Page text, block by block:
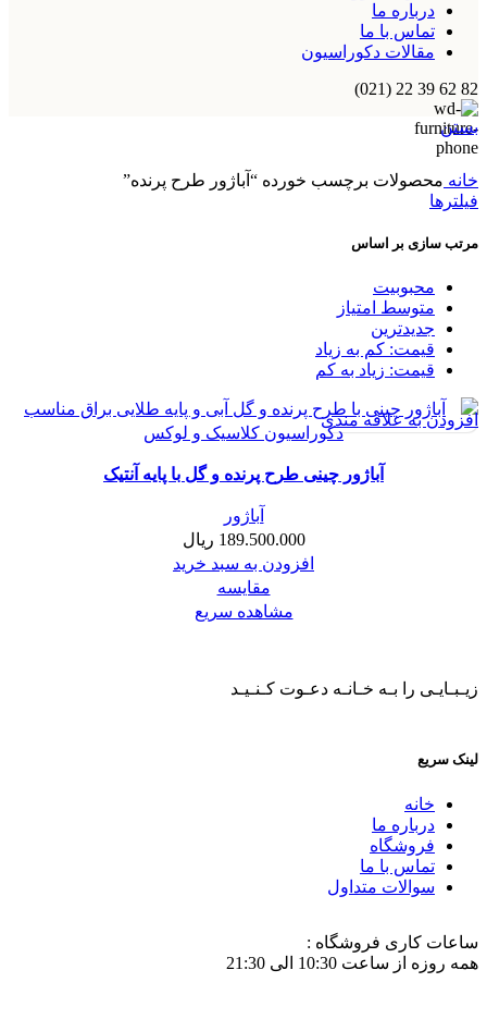
درباره ما
تماس با ما
مقالات دکوراسیون
82 62 39 22 (021)
بستن
خانه محصولات برچسب خورده “آباژور طرح پرنده”
فیلترها
مرتب سازی بر اساس
محبوبیت
متوسط امتیاز
جدیدترین
قیمت: کم به زیاد
قیمت: زیاد به کم
افزودن به علاقه مندی
آباژور چینی طرح پرنده و گل با پایه آنتیک
آباژور
189.500.000 ریال
افزودن به سبد خرید
مقایسه
مشاهده سریع
زیـبـایـی را بـه خـانـه دعـوت کـنـیـد
لینک سریع
خانه
درباره ما
فروشگاه
تماس با ما
سوالات متداول
ساعات کاری فروشگاه :
همه روزه از ساعت 10:30 الی 21:30